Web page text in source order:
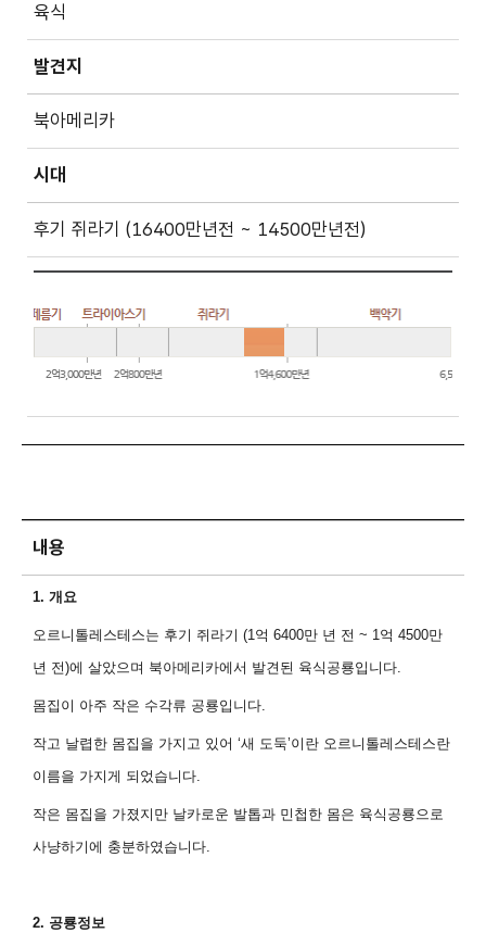
육식
발견지
북아메리카
시대
후기 쥐라기 (16400만년전 ~ 14500만년전)
내용
1.개요
오르니톨레스테스는 후기 쥐라기(1억6400만 년 전~ 1억4500만
년 전)에 살았으며 북아메리카에서 발견된 육식공룡입니다.
몸집이 아주 작은 수각류 공룡입니다.
작고 날렵한 몸집을 가지고 있어‘새 도둑’이란 오르니톨레스테스란
이름을 가지게 되었습니다.
작은 몸집을 가졌지만 날카로운 발톱과 민첩한 몸은 육식공룡으로
사냥하기에 충분하였습니다.
2. 공룡정보